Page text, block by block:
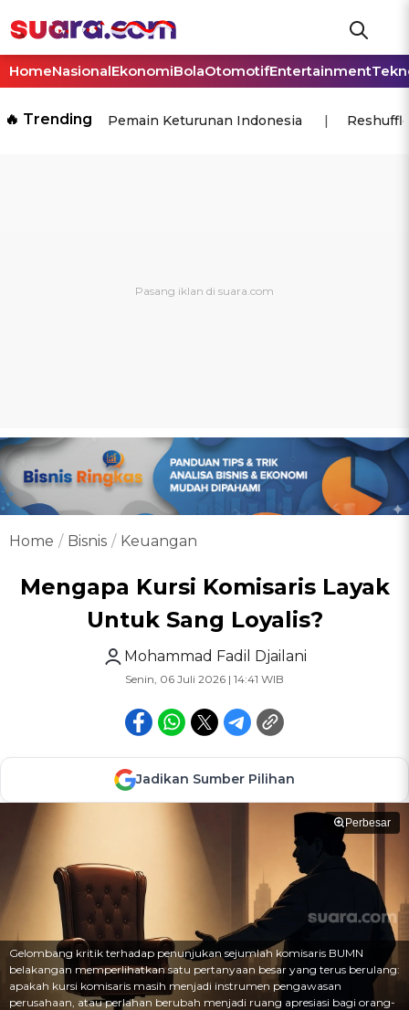
HomeNasionalEkonomiBolaOtomotifEntertainment
🔥 Trending Pemain Keturunan Indonesia
Home Bisnis Keuangan
Mengapa Kursi Komisaris Layak
Untuk Sang Loyalis?
Mohammad Fadil Djailani
Senin, 06 Juli 2026 | 14:41 WIB
Jadikan Sumber Pilihan
Perbesar
Gelombang kritik terhadap penunjukan sejumlah komisaris BUMN
belakangan memperlihatkan satu pertanyaan besar yang terus berulang:
apakah kursi komisaris masih menjadi instrumen pengawasan
perusahaan, atau perlahan berubah menjadi ruang apresiasi bagi orang-